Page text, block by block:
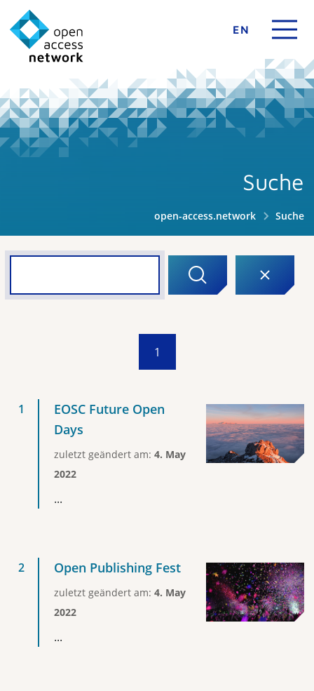
EN
Suche
open-access.network Suche
1
EOSC Future Open
Days
zuletzt geändert am: 4. May
2022
...
Open Publishing Fest
zuletzt geändert am: 4. May
2022
...